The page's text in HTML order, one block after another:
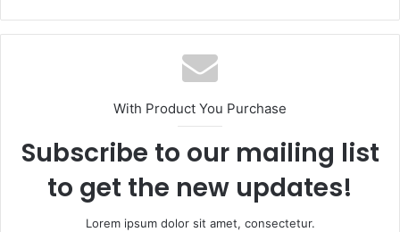
With Product You Purchase
Subscribe to our mailing list
to get the new updates!
Lorem ipsum dolor sit amet, consectetur.